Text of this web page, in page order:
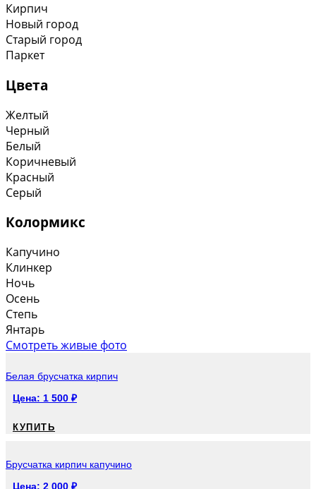
Кирпич
Новый город
Старый город
Паркет
Цвета
Желтый
Черный
Белый
Коричневый
Красный
Серый
Колормикс
Капучино
Клинкер
Ночь
Осень
Степь
Янтарь
Смотреть живые фото
Белая брусчатка кирпич
Цена: 1 500 ₽
КУПИТЬ
Брусчатка кирпич капучино
Цена: 2 000 ₽